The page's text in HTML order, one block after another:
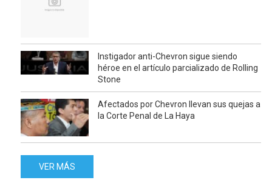
Instigador anti-Chevron sigue siendo
héroe en el artículo parcializado de Rolling
Stone
Afectados por Chevron llevan sus quejas a
la Corte Penal de La Haya
VER MÁS